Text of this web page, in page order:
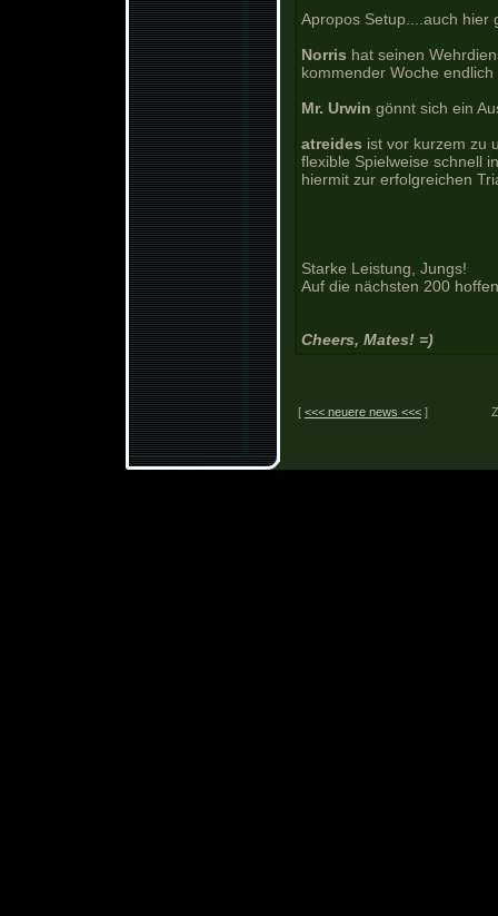
Apropos Setup....auch hier
Norris hat seinen
kommender Woche
Mr. Urwin gönnt sich ein
atreides ist vor kurzem zu
flexible Spielweise schnell
hiermit zur erfolgreichen
Starke Leistung, Jungs!
Auf die nächsten 200
Cheers, Mates! =)
[ <<< neuere news <<< ]